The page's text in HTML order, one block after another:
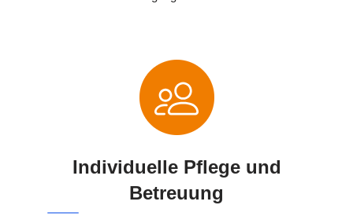
Individuelle Pflege und
Betreuung